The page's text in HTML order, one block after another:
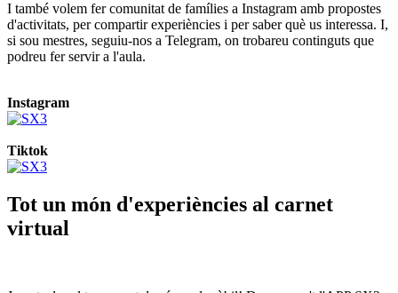
I també volem fer comunitat de famílies a Instagram amb propostes
d'activitats, per compartir experiències i per saber què us interessa. I,
si sou mestres, seguiu-nos a Telegram, on trobareu continguts que
podreu fer servir a l'aula.
Instagram
Tiktok
Tot un món d'experiències al carnet
virtual